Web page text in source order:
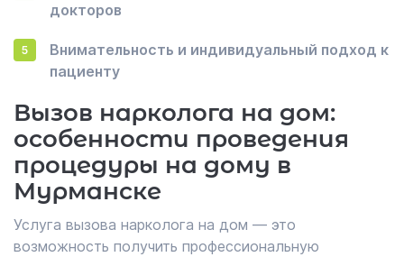
докторов
Внимательность и индивидуальный подход к
пациенту
Вызов нарколога на дом:
особенности проведения
процедуры на дому в
Мурманске
Услуга вызова нарколога на дом — это
возможность получить профессиональную